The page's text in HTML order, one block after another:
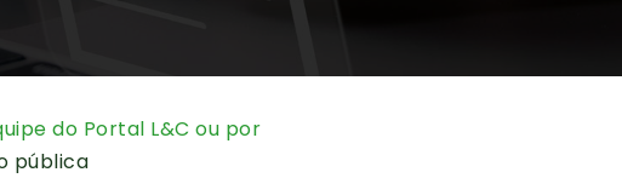
do Portal L&C ou por
pública